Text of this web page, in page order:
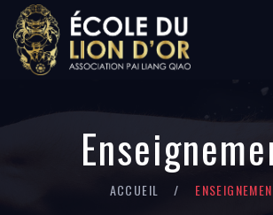
ACCUEIL